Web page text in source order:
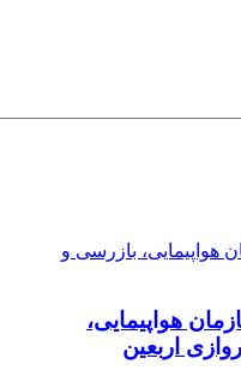
هواپیمایی،
اربعین